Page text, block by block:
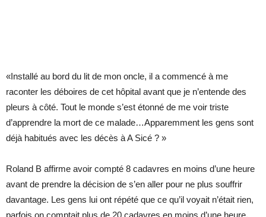
«Installé au bord du lit de mon oncle, il a commencé à me
raconter les déboires de cet hôpital avant que je n’entende des
pleurs à côté. Tout le monde s’est étonné de me voir triste
d’apprendre la mort de ce malade…Apparemment les gens sont
déjà habitués avec les décès à A Sicé ? »
Roland B affirme avoir compté 8 cadavres en moins d’une heure
avant de prendre la décision de s’en aller pour ne plus souffrir
davantage. Les gens lui ont répété que ce qu’il voyait n’était rien,
parfois on comptait plus de 20 cadavres en moins d’une heure.